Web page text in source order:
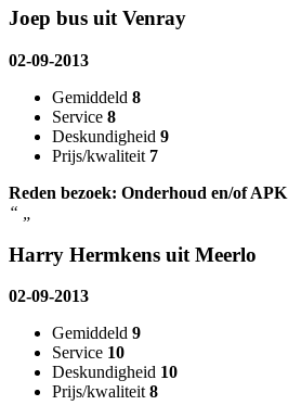
Joep bus uit Venray
02-09-2013
Gemiddeld 8
Service 8
Deskundigheid 9
Prijs/kwaliteit 7
Reden bezoek: Onderhoud en/of APK
“
Harry Hermkens uit Meerlo
02-09-2013
Gemiddeld 9
Service 10
Deskundigheid 10
Prijs/kwaliteit 8